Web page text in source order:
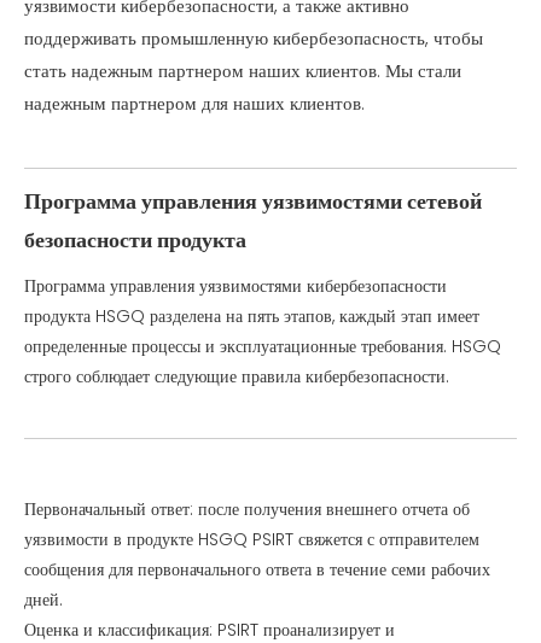
уязвимости кибербезопасности, а также активно
поддерживать промышленную кибербезопасность, чтобы
стать надежным партнером наших клиентов. Мы стали
надежным партнером для наших клиентов.
Программа управления уязвимостями сетевой
безопасности продукта
Программа управления уязвимостями кибербезопасности
продукта HSGQ разделена на пять этапов, каждый этап имеет
определенные процессы и эксплуатационные требования. HSGQ
строго соблюдает следующие правила кибербезопасности.
Первоначальный ответ: после получения внешнего отчета об
уязвимости в продукте HSGQ PSIRT свяжется с отправителем
сообщения для первоначального ответа в течение семи рабочих
дней.
Оценка и классификация: PSIRT проанализирует и